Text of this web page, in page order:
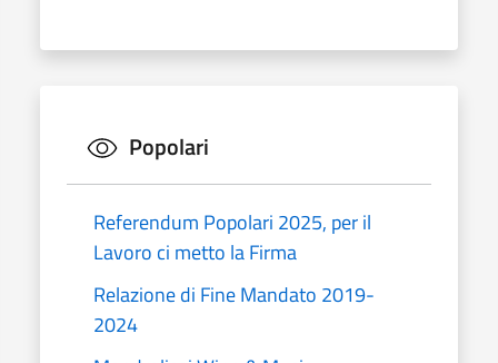
Popolari
Referendum Popolari 2025, per il
Lavoro ci metto la Firma
Relazione di Fine Mandato 2019-
2024